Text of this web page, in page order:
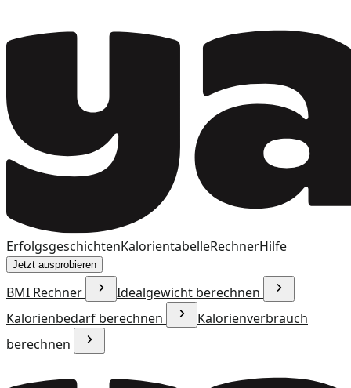
ErfolgsgeschichtenKalorientabelleRechnerHilfe
Jetzt ausprobieren
BMI Rechner
Idealgewicht berechnen
Kalorienbedarf berechnen
Kalorienverbrauch
berechnen